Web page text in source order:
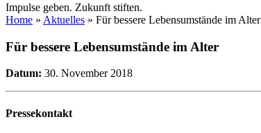
Impulse geben. Zukunft stiften.
Home » Aktuelles » Für bessere Lebensumstände im Alter
Für bessere Lebensumstände im Alter
Datum: 30. November 2018
Pressekontakt